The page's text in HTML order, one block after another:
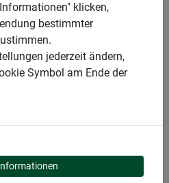
&
klicken,
bestimmter
jederzeit ändern,
Symbol am Ende der